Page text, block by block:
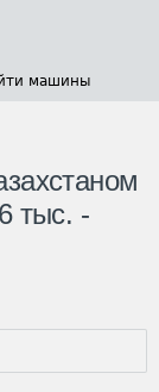
машины
тыс. -